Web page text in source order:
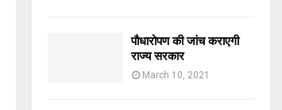
पौधारोपण की जांच कराएगी
राज्य सरकार
March 10, 2021